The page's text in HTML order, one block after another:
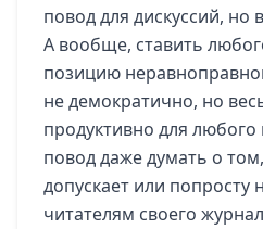
повод для дискуссий, но
А вообще, ставить
позицию
не демократично, но
продуктивно для любого
повод даже думать о
допускает или попросту
читателям своего